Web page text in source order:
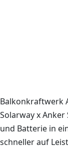
Balkonkraftwerk
Solarway x
und Batterie in
schneller auf